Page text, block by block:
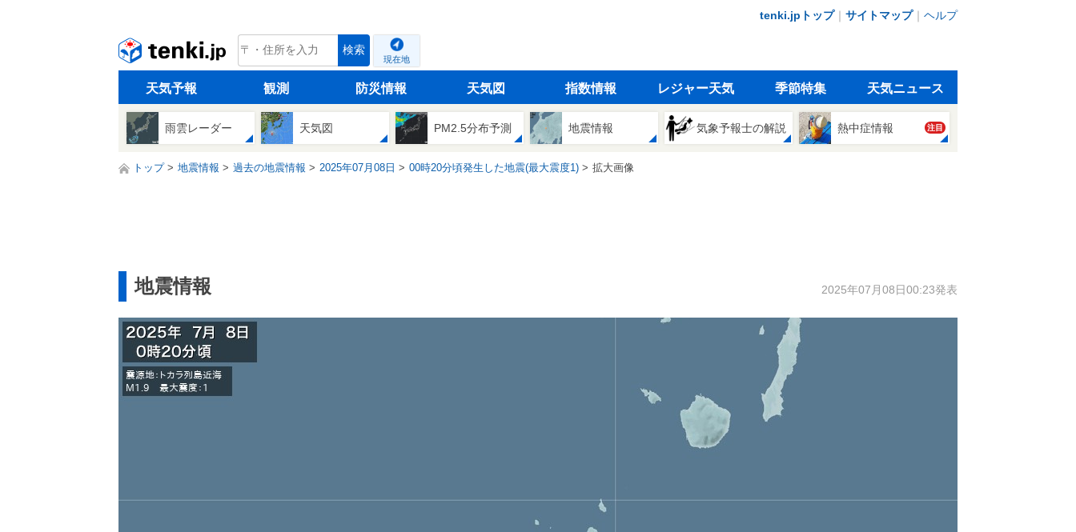
tenki.jpトップ｜ サイトマップ｜ ヘルプ
tenki.jp 検索
現在地
天気予報 観測 防災情報 天気図 指数情報 レジャー天気 季節特集 天気ニュース
雨雲レーダー 天気図 PM2.5分布予測 地震情報 気象予報士の解説 熱中症情報 注目
トップ 地震情報 過去の地震情報 2025年07月08日 00時20分頃発生した地震(最大震度1) 拡大画像
地震情報 2025年07月08日00:23発表